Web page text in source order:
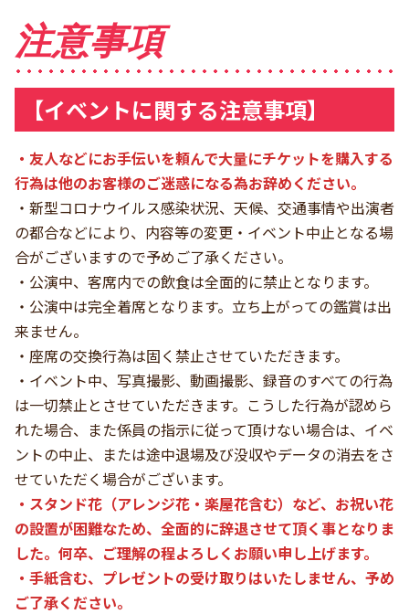
注意事項
【イベントに関する注意事項】
・友人などにお手伝いを頼んで大量にチケットを購入する
行為は他のお客様のご迷惑になる為お辞めください。
・新型コロナウイルス感染状況、天候、交通事情や出演者
の都合などにより、内容等の変更・イベント中止となる場
合がございますので予めご了承ください。
・公演中、客席内での飲食は全面的に禁止となります。
・公演中は完全着席となります。立ち上がっての鑑賞は出
来ません。
・座席の交換行為は固く禁止させていただきます。
・イベント中、写真撮影、動画撮影、録音のすべての行為
は一切禁止とさせていただきます。こうした行為が認めら
れた場合、また係員の指示に従って頂けない場合は、イベ
ントの中止、または途中退場及び没収やデータの消去をさ
せていただく場合がございます。
・スタンド花（アレンジ花・楽屋花含む）など、お祝い花
の設置が困難なため、全面的に辞退させて頂く事となりま
した。何卒、ご理解の程よろしくお願い申し上げます。
・手紙含む、プレゼントの受け取りはいたしません、予め
ご了承ください。